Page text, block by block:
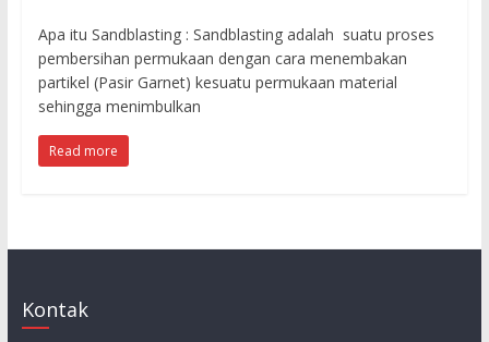
Apa itu Sandblasting : Sandblasting adalah suatu proses
pembersihan permukaan dengan cara menembakan
partikel (Pasir Garnet) kesuatu permukaan material
sehingga menimbulkan
Read more
Kontak